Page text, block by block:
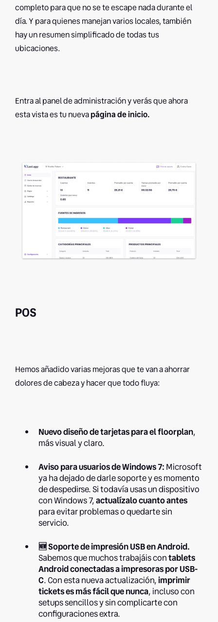
completo para que no se te escape nada durante el
día. Y para quienes manejan varios locales, también
hay un resumen simplificado de todas tus
ubicaciones.
Entra al panel de administración y verás que ahora
esta vista es tu nuevapágina de inicio.
POS
Hemos añadido varias mejoras que te van a ahorrar
dolores de cabeza y hacer que todo fluya:
Nuevo diseño de tarjetas para el floorplan,
más visual y claro.
Aviso para usuarios de Windows 7:Microsoft
ya ha dejado de darle soporte y es momento
de despedirse. Si todavía usas un dispositivo
con Windows 7,actualízalo cuanto antes
para evitar problemas o quedarte sin
servicio.
🆕 Soporte de impresión USB en Android.
Sabemos que muchos trabajáis contablets
Android conectadas a impresoras por USB-
C. Con esta nueva actualización,imprimir
tickets es más fácil que nunca, incluso con
setups sencillos y sin complicarte con
configuraciones extra.